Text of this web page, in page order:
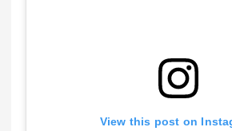
View this post on